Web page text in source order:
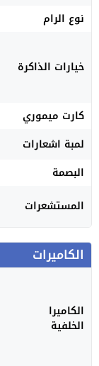
نوع الرام
خيارات الذاكرة
كارت ميموري
لمبة اشعارات
البصمة
المستشعرات
الكاميرات
الكاميرا
الخلفية